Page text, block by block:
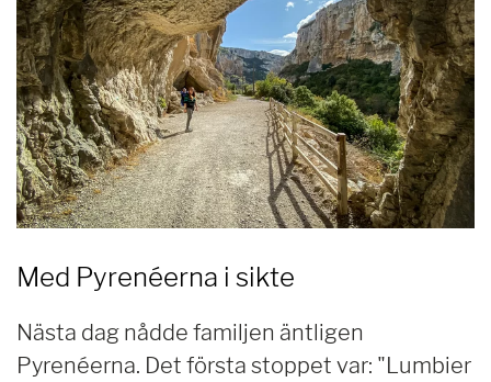
Med Pyrenéerna i sikte
Nästa dag nådde familjen äntligen
Pyrenéerna. Det första stoppet var: "Lumbier